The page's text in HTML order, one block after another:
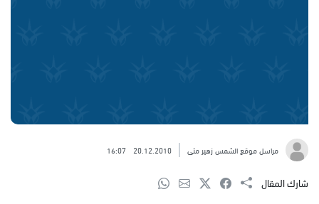
مراسل موقع الشمس زهير متى 20.12.2010
16:07
شارك المقال